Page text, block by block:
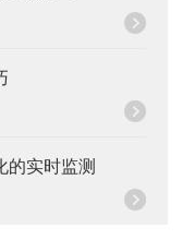
的实时监测